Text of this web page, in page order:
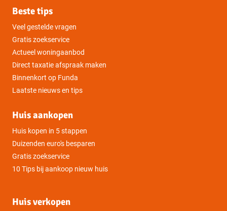
Beste tips
Veel gestelde vragen
Gratis zoekservice
Actueel woningaanbod
Direct taxatie afspraak maken
Binnenkort op Funda
Laatste nieuws en tips
Huis aankopen
Huis kopen in 5 stappen
Duizenden euro's besparen
Gratis zoekservice
10 Tips bij aankoop nieuw huis
Huis verkopen